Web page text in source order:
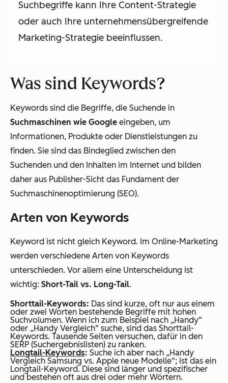
Suchbegriffe kann Ihre Content-Strategie
oder auch Ihre unternehmensübergreifende
Marketing-Strategie beeinflussen.
Was sind Keywords?
Keywords sind die Begriffe, die Suchende in
Suchmaschinen wie Google eingeben, um
Informationen, Produkte oder Dienstleistungen zu
finden. Sie sind das Bindeglied zwischen den
Suchenden und den Inhalten im Internet und bilden
daher aus Publisher-Sicht das Fundament der
Suchmaschinenoptimierung (SEO).
Arten von Keywords
Keyword ist nicht gleich Keyword. Im Online-Marketing
werden verschiedene Arten von Keywords
unterschieden. Vor allem eine Unterscheidung ist
wichtig: Short-Tail vs. Long-Tail.
Shorttail-Keywords: Das sind kurze, oft nur aus einem
oder zwei Worten bestehende Begriffe mit hohen
Suchvolumen. Wenn ich zum Beispiel nach „Handy“
oder „Handy Vergleich“ suche, sind das Shorttail-
Keywords. Tausende Seiten versuchen, dafür in den
SERP (Suchergebnislisten) zu ranken.
Longtail-Keywords: Suche ich aber nach „Handy
Vergleich Samsung vs. Apple neue Modelle“; ist das ein
Longtail-Keyword. Diese sind länger und spezifischer
und bestehen oft aus drei oder mehr Wörtern.